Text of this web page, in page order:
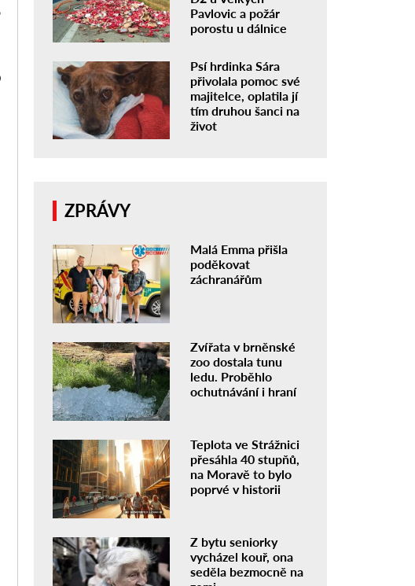
Pavlovic a požár
porostu u dálnice
Psí hrdinka Sára
přivolala pomoc své
majitelce, oplatila jí
tím druhou šanci na
život
ZPRÁVY
Malá Emma přišla
poděkovat
záchranářům
Zvířata v brněnské
zoo dostala tunu
ledu. Proběhlo
ochutnávání i hraní
Teplota ve Strážnici
přesáhla 40 stupňů,
na Moravě to bylo
poprvé v historii
Z bytu seniorky
vycházel kouř, ona
seděla bezmocně na